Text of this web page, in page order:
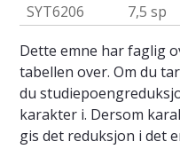
SYT6206
7,5 sp
Dette emne har faglig
tabellen over. Om du
du
karakter i. Dersom
gis det reduksjon i det